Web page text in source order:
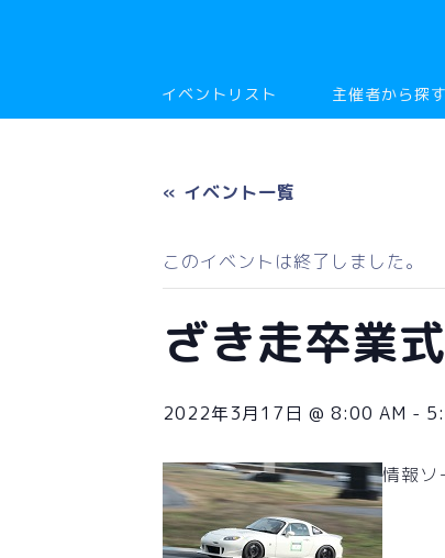
イベントリスト 主催者から探す
« イベント一覧
このイベントは終了しました。
ざき走卒業
2022年3月17日 @ 8:00 AM -
情報ソ